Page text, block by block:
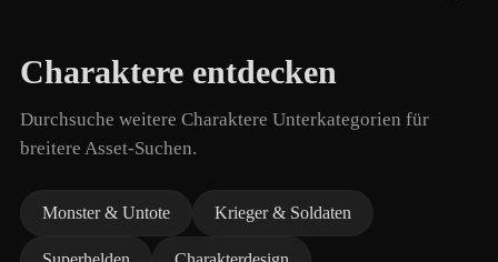
Charaktere entdecken
Durchsuche weitere Charaktere Unterkategorien für
breitere Asset-Suchen.
Monster & Untote Krieger & Soldaten